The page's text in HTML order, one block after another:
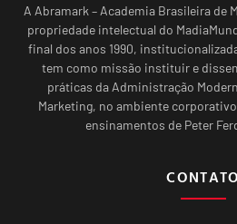
A Abramark – Academia Brasileira de
propriedade intelectual do
final dos anos 1990,
tem como missão instituir e
práticas da Administração
Marketing, no ambiente
ensinamentos de Peter
CONTATO